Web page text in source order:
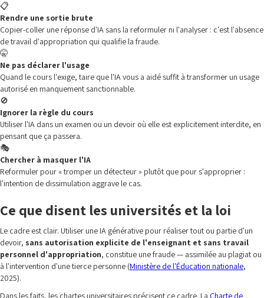
📋
Rendre une sortie brute
Copier-coller une réponse d'IA sans la reformuler ni l'analyser : c'est l'absence
de travail d'appropriation qui qualifie la fraude.
🤫
Ne pas déclarer l'usage
Quand le cours l'exige, taire que l'IA vous a aidé suffit à transformer un usage
autorisé en manquement sanctionnable.
🚫
Ignorer la règle du cours
Utiliser l'IA dans un examen ou un devoir où elle est explicitement interdite, en
pensant que ça passera.
🎭
Chercher à masquer l'IA
Reformuler pour « tromper un détecteur » plutôt que pour s'approprier :
l'intention de dissimulation aggrave le cas.
Ce que disent les universités et la loi
Le cadre est clair. Utiliser une IA générative pour réaliser tout ou partie d'un
devoir, sans autorisation explicite de l'enseignant et sans travail
personnel d'appropriation, constitue une fraude — assimilée au plagiat ou
à l'intervention d'une tierce personne (Ministère de l'Éducation nationale,
2025).
Dans les faits, les chartes universitaires précisent ce cadre. La Charte de